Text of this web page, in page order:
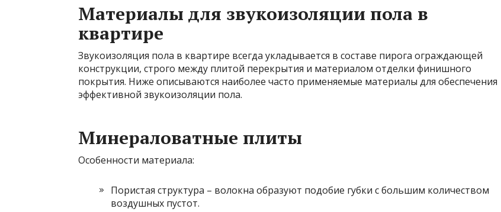
Материалы для звукоизоляции пола в
квартире
Звукоизоляция пола в квартире всегда укладывается в составе пирога ограждающей
конструкции, строго между плитой перекрытия и материалом отделки финишного
покрытия. Ниже описываются наиболее часто применяемые материалы для обеспечения
эффективной звукоизоляции пола.
Минераловатные плиты
Особенности материала:
Пористая структура – волокна образуют подобие губки с большим количеством
воздушных пустот.